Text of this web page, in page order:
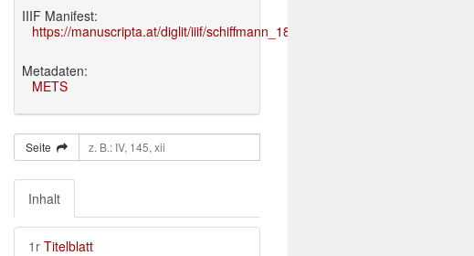
IIIF Manifest:
https://manuscripta.at/diglit/iiif/schiffmann_1895/manifest.json
Metadaten:
METS
Seite
Inhalt
1r Titelblatt